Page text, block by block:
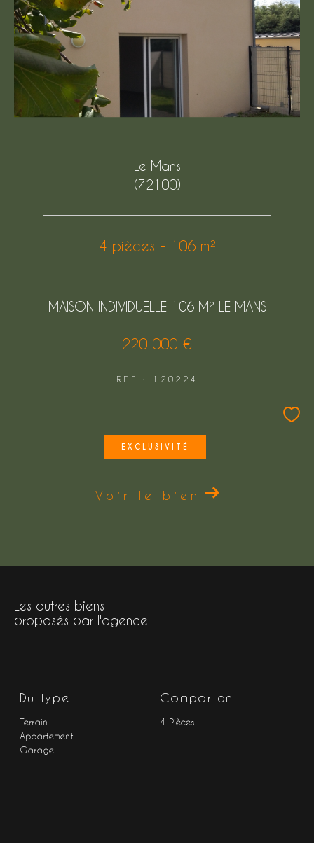
Le Mans
(72100)
4 pièces - 106 m²
MAISON INDIVIDUELLE 106 M² LE MANS
220 000 €
REF : 120224
EXCLUSIVITÉ
Voir le bien
Les autres biens
proposés par l'agence
Du type
Terrain
Appartement
Garage
Comportant
4 Pièces
Pièces
Pièces
Référence
PISCINE
NOUVEAUTÉS